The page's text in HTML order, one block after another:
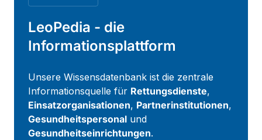
LeoPedia - die
Informationsplattform
Unsere Wissensdatenbank ist die zentrale
Informationsquelle für Rettungsdienste,
Einsatzorganisationen, Partnerinstitutionen,
Gesundheitspersonal und
Gesundheitseinrichtungen.